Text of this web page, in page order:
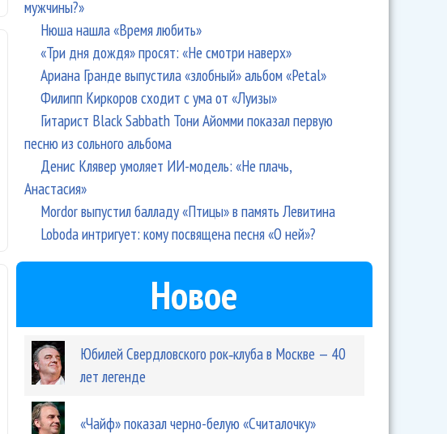
о Шахрин сочинил блюз в честь своей собаки и Сукачева
мужчины?»
Нюша нашла «Время любить»
«Три дня дождя» просят: «Не смотри наверх»
Ариана Гранде выпустила «злобный» альбом «Petal»
Филипп Киркоров сходит с ума от «Луизы»
Гитарист Black Sabbath Тони Айомми показал первую
песню из сольного альбома
Денис Клявер умоляет ИИ-модель: «Не плачь,
Анастасия»
Mordor выпустил балладу «Птицы» в память Левитина
Loboda интригует: кому посвящена песня «О ней»?
Новое
Юбилей Свердловского рок‑клуба в Москве — 40
лет легенде
«Чайф» показал черно-белую «Считалочку»